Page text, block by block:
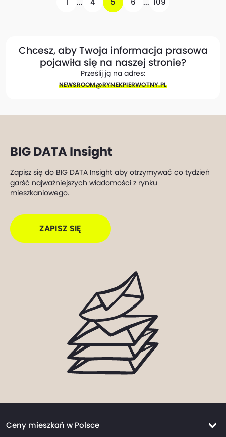
Chcesz, aby Twoja informacja prasowa
pojawiła się na naszej stronie?
Prześlij ją na adres:
NEWSROOM@​RYNEKPIERWOTNY.PL
BIG DATA Insight
Zapisz się do BIG DATA Insight aby otrzymywać co tydzień
garść najważniejszych wiadomości z rynku
mieszkaniowego.
ZAPISZ SIĘ
Ceny mieszkań w Polsce